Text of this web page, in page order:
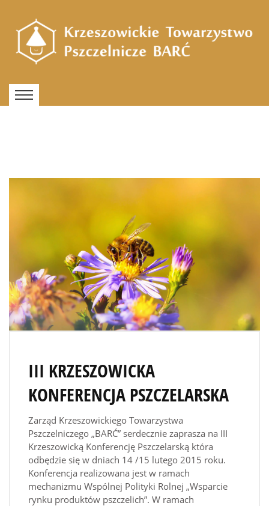
III KRZESZOWICKA
KONFERENCJA PSZCZELARSKA
Zarząd Krzeszowickiego Towarzystwa
Pszczelniczego „BARĆ” serdecznie zaprasza na III
Krzeszowicką Konferencję Pszczelarską która
odbędzie się w dniach 14 /15 lutego 2015 roku.
Konferencja realizowana jest w ramach
mechanizmu Wspólnej Polityki Rolnej „Wsparcie
rynku produktów pszczelich”. W ramach